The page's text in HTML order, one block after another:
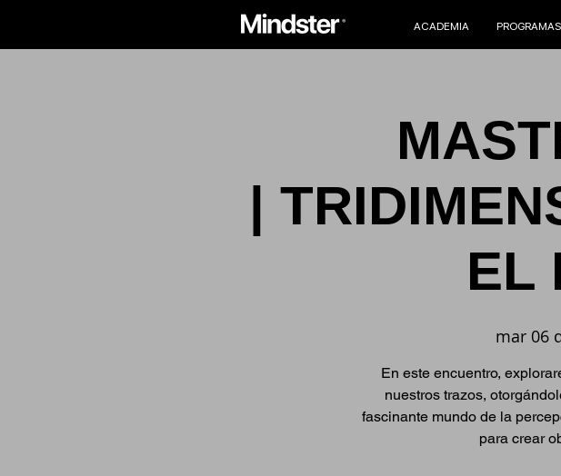
ACADEMIA PROGRAMAS
|
EL
mar 06
En este encuentro,
nuestros trazos,
fascinante mundo de la
para crear